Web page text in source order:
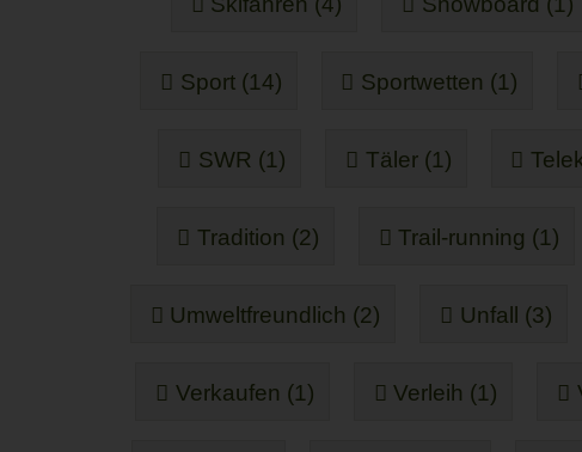
Sport (14) Sportwetten (1)
SWR (1) Täler (1)
Tradition (2) Trail-running (1)
Umweltfreundlich (2) Unfall (3)
Verkaufen (1) Verleih (1)